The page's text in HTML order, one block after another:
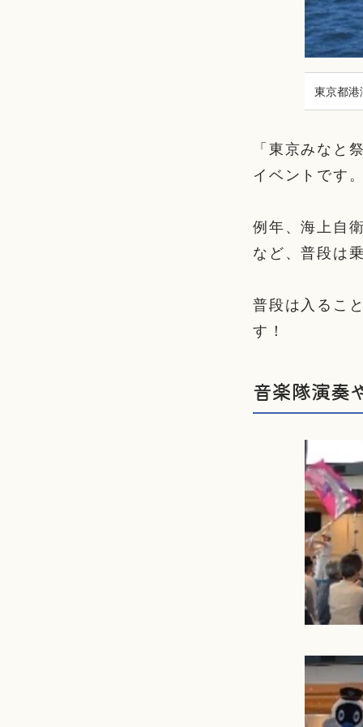
東京都港
「東京みなと
イベントです
例年、海上自
など、普段は
普段は入るこ
す！
音楽隊演奏